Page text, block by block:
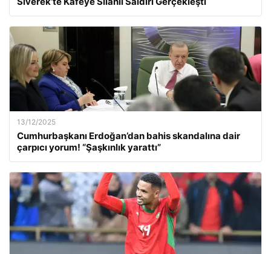
13/12/2025
Cumhurbaşkanı Erdoğan’dan bahis skandalına dair
çarpıcı yorum! “Şaşkınlık yarattı”